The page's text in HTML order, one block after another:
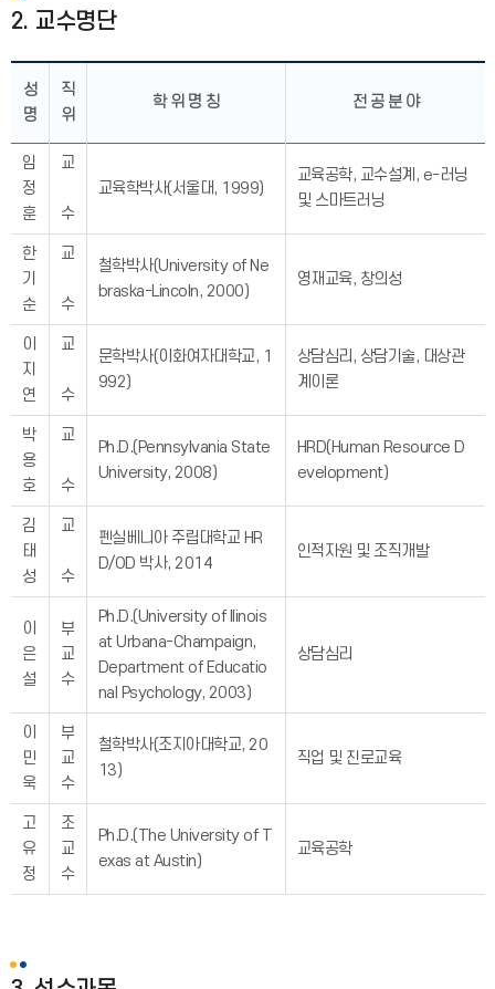
2. 교수명단
성
명
직
위
학 위 명 칭 전 공 분 야
임
정
훈
교
수
교육학박사(서울대, 1999)
교육공학, 교수설계, e-러닝
및 스마트러닝
한
기
순
교
수
철학박사(University of Ne
braska-Lincoln, 2000)
영재교육, 창의성
이
지
연
교
수
문학박사(이화여자대학교, 1
992)
상담심리, 상담기술, 대상관
계이론
박
용
호
교
수
Ph.D.(Pennsylvania State
University, 2008)
HRD(Human Resource D
evelopment)
김
태
성
교
수
펜실베니아 주립대학교 HR
D/OD 박사, 2014
인적자원 및 조직개발
이
은
설
부
교
수
Ph.D.(University of Ilinois
at Urbana-Champaign,
Department of Educatio
nal Psychology, 2003)
상담심리
이
민
욱
부
교
수
철학박사(조지아대학교, 20
13)
직업 및 진로교육
고
유
정
조
교
수
Ph.D.(The University of T
exas at Austin)
교육공학